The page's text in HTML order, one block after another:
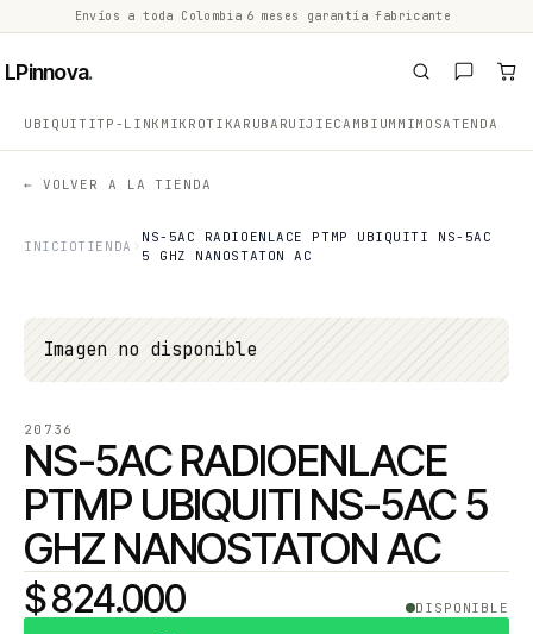
Envíos a toda Colombia 6 meses garantía fabricante
LPinnova.
UBIQUITITP-LINK MIKROTIKARUBA RUIJIECAMBIUM MIMOSATENDA
← VOLVER A LA TIENDA
INICIOTIENDA
NS-5AC RADIOENLACE PTMP UBIQUITI NS-5AC
5 GHZ NANOSTATON AC
Imagen no disponible
20736
NS-5AC RADIOENLACE
PTMP UBIQUITI NS-5AC 5
GHZ NANOSTATON AC
$ 824.000 DISPONIBLE